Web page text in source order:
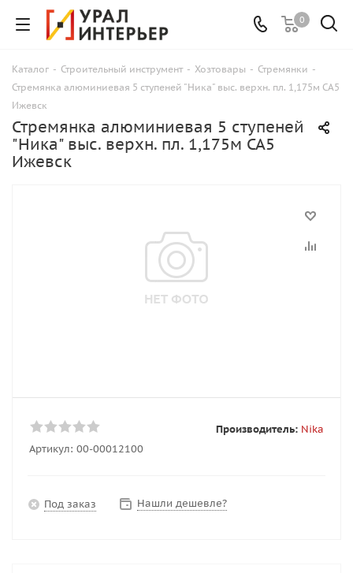
0
Каталог - Строительный инструмент - Хозтовары - Стремянки -
Стремянка алюминиевая 5 ступеней "Ника" выс. верхн. пл. 1,175м СА5
Ижевск
Стремянка алюминиевая 5 ступеней
"Ника" выс. верхн. пл. 1,175м СА5
Ижевск
Артикул: 00-00012100
Производитель: Nika
Под заказ Нашли дешевле?